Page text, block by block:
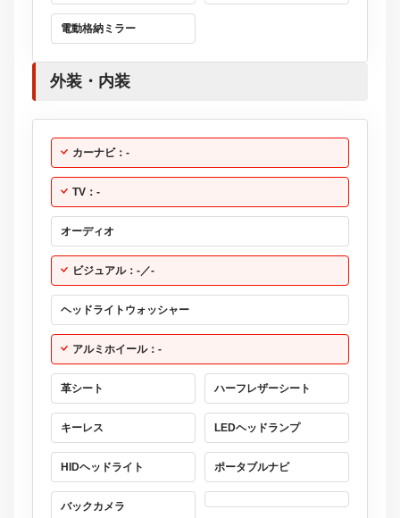
電動格納ミラー
外装・内装
カーナビ：-
TV：-
オーディオ
ビジュアル：-／-
ヘッドライトウォッシャー
アルミホイール：-
革シート ハーフレザーシート
キーレス LEDヘッドランプ
HIDヘッドライト ポータブルナビ
バックカメラ